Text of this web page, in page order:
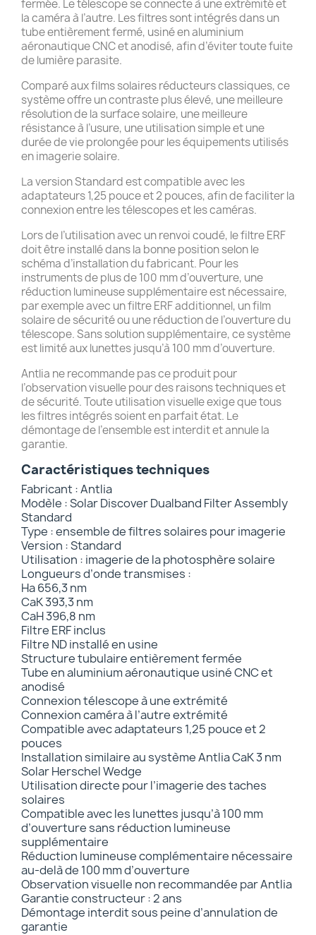
fermée. Le télescope se connecte à une extrémité et
la caméra à l’autre. Les filtres sont intégrés dans un
tube entièrement fermé, usiné en aluminium
aéronautique CNC et anodisé, afin d’éviter toute fuite
de lumière parasite.
Comparé aux films solaires réducteurs classiques, ce
système offre un contraste plus élevé, une meilleure
résolution de la surface solaire, une meilleure
résistance à l’usure, une utilisation simple et une
durée de vie prolongée pour les équipements utilisés
en imagerie solaire.
La version Standard est compatible avec les
adaptateurs 1,25 pouce et 2 pouces, afin de faciliter la
connexion entre les télescopes et les caméras.
Lors de l’utilisation avec un renvoi coudé, le filtre ERF
doit être installé dans la bonne position selon le
schéma d’installation du fabricant. Pour les
instruments de plus de 100 mm d’ouverture, une
réduction lumineuse supplémentaire est nécessaire,
par exemple avec un filtre ERF additionnel, un film
solaire de sécurité ou une réduction de l’ouverture du
télescope. Sans solution supplémentaire, ce système
est limité aux lunettes jusqu’à 100 mm d’ouverture.
Antlia ne recommande pas ce produit pour
l’observation visuelle pour des raisons techniques et
de sécurité. Toute utilisation visuelle exige que tous
les filtres intégrés soient en parfait état. Le
démontage de l’ensemble est interdit et annule la
garantie.
Caractéristiques techniques
Fabricant : Antlia
Modèle : Solar Discover Dualband Filter Assembly
Standard
Type : ensemble de filtres solaires pour imagerie
Version : Standard
Utilisation : imagerie de la photosphère solaire
Longueurs d’onde transmises :
Ha 656,3 nm
CaK 393,3 nm
CaH 396,8 nm
Filtre ERF inclus
Filtre ND installé en usine
Structure tubulaire entièrement fermée
Tube en aluminium aéronautique usiné CNC et
anodisé
Connexion télescope à une extrémité
Connexion caméra à l’autre extrémité
Compatible avec adaptateurs 1,25 pouce et 2
pouces
Installation similaire au système Antlia CaK 3 nm
Solar Herschel Wedge
Utilisation directe pour l’imagerie des taches
solaires
Compatible avec les lunettes jusqu’à 100 mm
d’ouverture sans réduction lumineuse
supplémentaire
Réduction lumineuse complémentaire nécessaire
au-delà de 100 mm d’ouverture
Observation visuelle non recommandée par Antlia
Garantie constructeur : 2 ans
Démontage interdit sous peine d’annulation de
garantie